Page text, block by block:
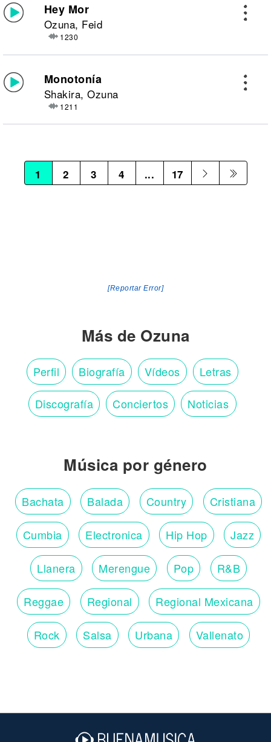
Hey Mor
Ozuna, Feid
1230
Monotonía
Shakira, Ozuna
1211
1 2 3 4 ... 17
[Reportar Error]
Más de Ozuna
Perfil Biografía Vídeos Letras
Discografía Conciertos Noticias
Música por género
Bachata Balada Country Cristiana
Cumbia Electronica Hip Hop Jazz
Llanera Merengue Pop R&B
Reggae Regional Regional Mexicana
Rock Salsa Urbana Vallenato